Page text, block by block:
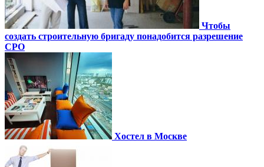
Чтобы
создать строительную бригаду понадобится разрешение
СРО
Хостел в Москве